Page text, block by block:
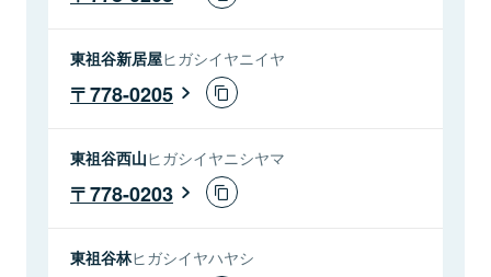
東祖谷新居屋ヒガシイヤニイヤ
778-0205
東祖谷西山ヒガシイヤニシヤマ
778-0203
東祖谷林ヒガシイヤハヤシ